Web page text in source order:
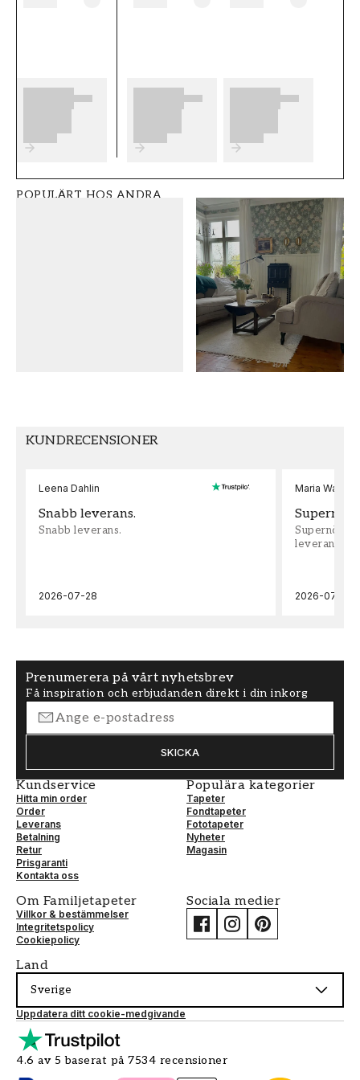
Produktdetaljer
SKU
FT0535-360-45 Decor Maison
STIL
0,53
MÖNSTER
Blad
FÄRG
Grön
TAPETTYP
Rak
POPULÄRT HOS ANDRA
KUNDRECENSIONER
Leena Dahlin
Snabb leverans.
Snabb leverans.
2026-07-28
Maria
leveran,
2026-07-22
Prenumerera på vårt nyhetsbrev
Få inspiration och erbjudanden direkt i din inkorg
SKICKA
Kundservice
Hitta min order
Order
Leverans
Betalning
Retur
Prisgaranti
Kontakta oss
Populära kategorier
Tapeter
Fondtapeter
Fototapeter
Nyheter
Magasin
Om Familjetapeter
Villkor & bestämmelser
Integritetspolicy
Cookiepolicy
Sociala medier
Land
Sverige
Uppdatera ditt cookie-medgivande
4.6 av 5 baserat på 7534 recensioner